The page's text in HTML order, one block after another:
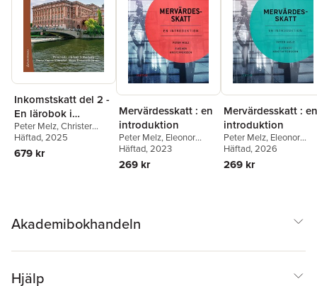
Inkomstskatt del 2 -
En lärobok i
skatterätt
Peter Melz,Christer
Silfverberg,Teresa
Simon-Almendal
Persson Österman
Häftad, 2025
679 kr
Mervärdesskatt : en
introduktion
Peter Melz, Eleonor
Kristoffersson
Häftad, 2023
269 kr
Mervärdesskatt : en
introduktion
Peter Melz, Eleonor
Kristoffersson
Häftad, 2026
269 kr
Akademibokhandeln
Hjälp